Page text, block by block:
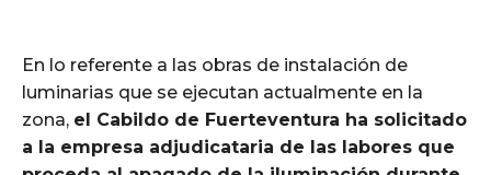
En lo referente a las obras de instalación de
luminarias que se ejecutan actualmente en la
zona, el Cabildo de Fuerteventura ha solicitado
a la empresa adjudicataria de las labores que